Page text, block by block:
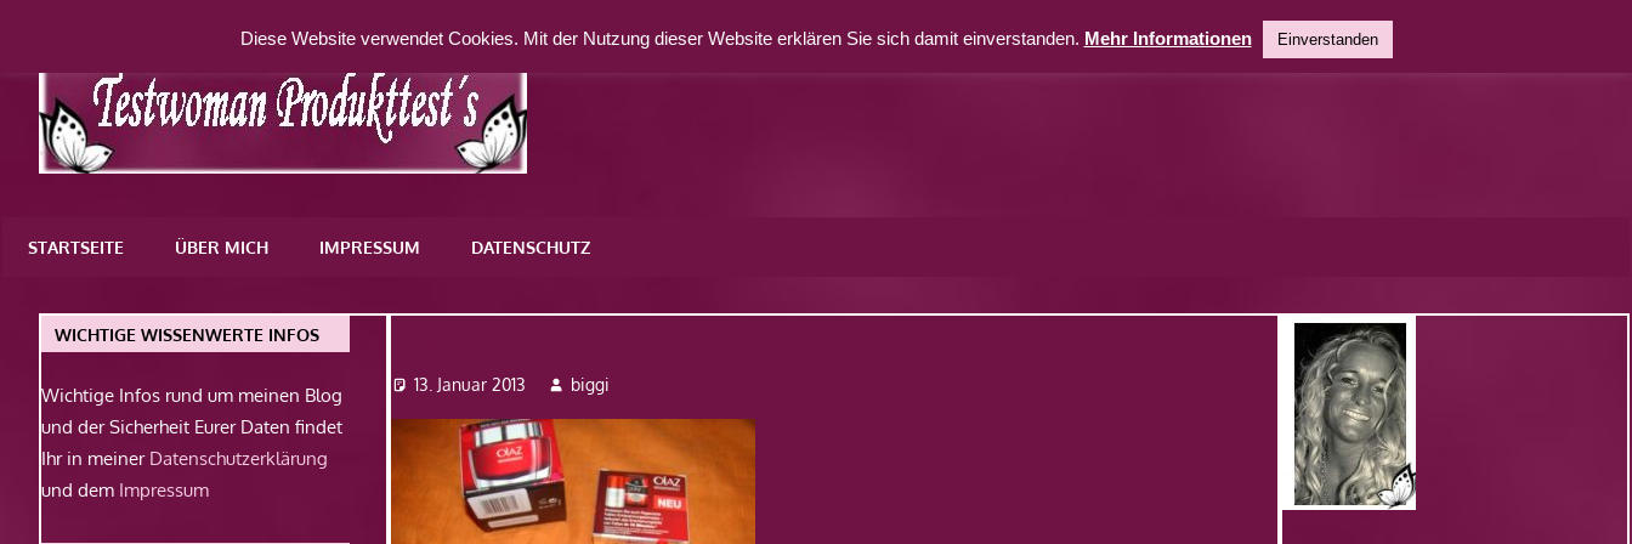
springen
WordPress-
STARTSEITE ÜBER MICH IMPRESSUM DATENSCHUTZ
13. Januar 2013 biggi
WICHTIGE WISSENWERTE INFOS
Wichtige Infos rund um meinen Blog
und der Sicherheit Eurer Daten findet
Ihr in meiner Datenschutzerklärung
und dem Impressum
Diese Website verwendet Cookies. Mit der Nutzung dieser Website erklären Sie sich damit einverstanden. Mehr Informationen Einverstanden